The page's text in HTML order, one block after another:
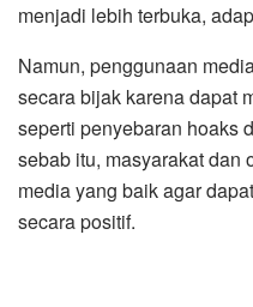
menjadi lebih terbuka,
Namun, penggunaan
secara bijak karena dapat
seperti penyebaran hoaks
sebab itu, masyarakat dan
media yang baik agar
secara positif.